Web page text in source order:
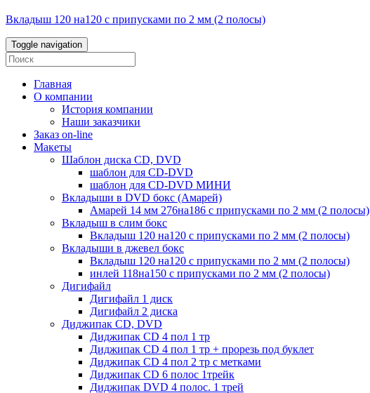
Вкладыш 120 на120 с припусками по 2 мм (2 полосы)
Toggle navigation
Главная
О компании
История компании
Наши заказчики
Заказ on-line
Макеты
Шаблон диска CD, DVD
шаблон для CD-DVD
шаблон для CD-DVD МИНИ
Вкладыши в DVD бокс (Амарей)
Амарей 14 мм 276на186 с припусками по 2 мм (2 полосы)
Вкладыш в слим бокс
Вкладыш 120 на120 с припусками по 2 мм (2 полосы)
Вкладыши в джевел бокс
Вкладыш 120 на120 с припусками по 2 мм (2 полосы)
инлей 118на150 с припусками по 2 мм (2 полосы)
Дигифайл
Дигифайл 1 диск
Дигифайл 2 диска
Диджипак CD, DVD
Диджипак CD 4 пол 1 тр
Диджипак CD 4 пол 1 тр + прорезь под буклет
Диджипак CD 4 пол 2 тр с метками
Диджипак CD 6 полос 1трейк
Диджипак DVD 4 полос. 1 трей